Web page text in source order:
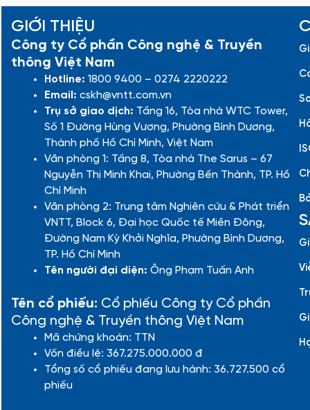
GIỚI THIỆU
Công ty Cổ phần Công nghệ & Truyền
thông Việt Nam
Hotline: 1800 9400 – 0274 2220222
Email: cskh@vntt.com.vn
Trụ sở giao dịch: Tầng 16, Tòa nhà WTC Tower,
Số 1 Đường Hùng Vương, Phường Bình Dương,
Thành phố Hồ Chí Minh, Việt Nam
Văn phòng 1: Tầng 8, Tòa nhà The Sarus – 67
Nguyễn Thị Minh Khai, Phường Bến Thành, TP. Hồ
Chí Minh
Văn phòng 2: Trung tâm Nghiên cứu & Phát triển
VNTT, Block 6, Đại học Quốc tế Miền Đông,
Đường Nam Kỳ Khởi Nghĩa, Phường Bình Dương,
TP. Hồ Chí Minh
Tên người đại diện: Ông Phạm Tuấn Anh
Tên cổ phiếu: Cổ phiếu Công ty Cổ phần
Công nghệ & Truyền thông Việt Nam
Mã chứng khoán: TTN
Vốn điều lệ: 367.275.000.000 đ
Tổng số cổ phiếu đang lưu hành: 36.727.500 cổ
phiếu